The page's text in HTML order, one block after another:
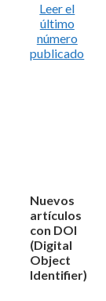
Leer el
último
número
publicado
Nuevos
artículos
con DOI
(Digital
Object
Identifier)